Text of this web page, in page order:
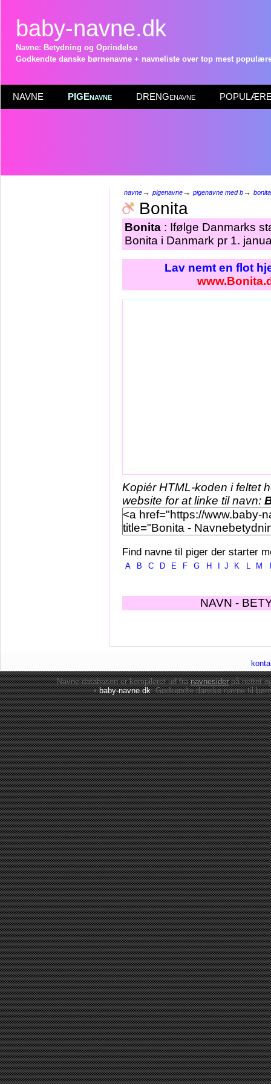
baby-navne.dk
Navne: Betydning og Oprindelse
Godkendte danske børnenavne + navneliste over top mest
NAVNE PIGEnavne DRENGenavne POPULÆRE
navne→ pigenavne→ pigenavne med b→ bonita
Bonita
Bonita : Ifølge Danmarks
Bonita i Danmark pr 1.
Lav nemt en flot
Kopiér HTML-koden i feltet
website for at linke til navn:
Find navne til piger der starter
A B C D E F G H J K L M
NAVN -
Navne-databasen er kompileret ud franavnesiderpå nettet
•baby-navne.dk: Godkendte danskenavne til børn